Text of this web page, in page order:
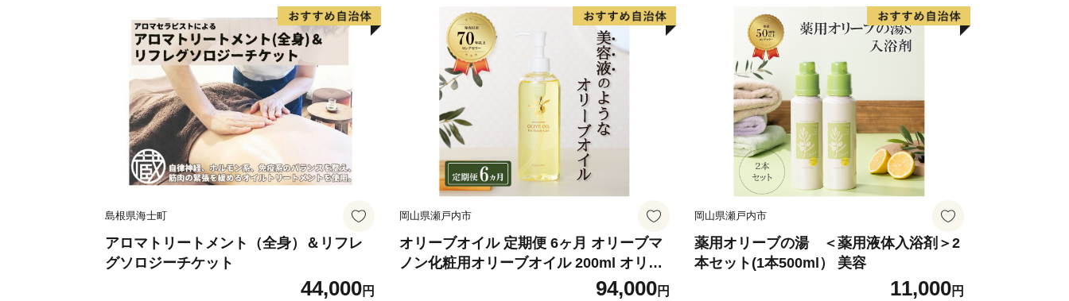
い。※
※指定日配送を受付していない返礼品は、備考欄等にご記入いただ
いた場合でもお受けすることが出来かねます。ご注意ください※
田原市は愛知県南部の渥美半島に位置し、ほぼ半島全域を市域と
しています。美しい海と緑豊かな自然に恵まれ、年間を通して日照
時間が長い地域です。このような条件から農業が盛んで、温室メロ
ン、トマト、花きなどの施設園芸をはじめ、キャベツ、ブロッコリ
ー、スイートコーン、スイカなどの露地栽培、さらに乳牛、肉牛、
養豚などの畜産もあり全国有数の農業地帯として全国の皆様に安
全・安心な農産物をお届けしております。
このような中、田原市では「うるおいと活力のあるガーデンシテ
ィ」を目指し、市民と協働で構想実現に向け努力しております。ま
島根県海士町
アロマトリートメント（全身）＆リフレ
グソロジーチケット
44,000円
岡山県瀬戸内市
オリーブオイル 定期便 6ヶ月 オリーブマ
ノン化粧用オリーブオイル 200ml オリー
ブ オイル 美容 スキンケア 化粧用 油 オリ
94,000円
岡山県瀬戸内市
薬用オリーブの湯 ＜薬用液体入浴剤＞2
本セット(1本500ml） 美容
11,000円